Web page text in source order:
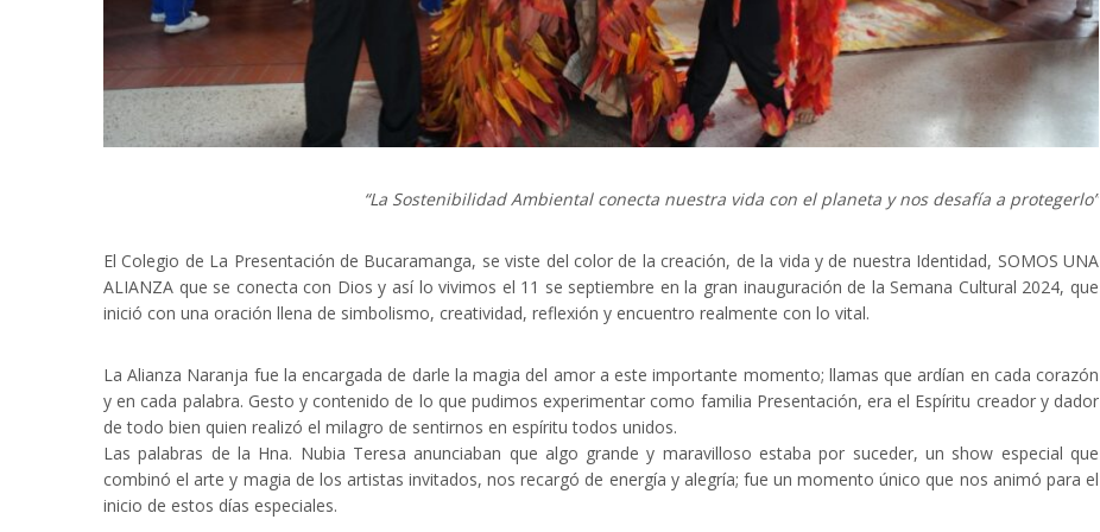
“La Sostenibilidad Ambiental conecta nuestra vida con el planeta y nos desafía a protegerlo”
El Colegio de La Presentación de Bucaramanga, se viste del color de la creación, de la vida y de nuestra Identidad, SOMOS UNA
ALIANZA que se conecta con Dios y así lo vivimos el 11 se septiembre en la gran inauguración de la Semana Cultural 2024, que
inició con una oración llena de simbolismo, creatividad, reflexión y encuentro realmente con lo vital.
La Alianza Naranja fue la encargada de darle la magia del amor a este importante momento; llamas que ardían en cada corazón
y en cada palabra. Gesto y contenido de lo que pudimos experimentar como familia Presentación, era el Espíritu creador y dador
de todo bien quien realizó el milagro de sentirnos en espíritu todos unidos.
Las palabras de la Hna. Nubia Teresa anunciaban que algo grande y maravilloso estaba por suceder, un show especial que
combinó el arte y magia de los artistas invitados, nos recargó de energía y alegría; fue un momento único que nos animó para el
inicio de estos días especiales.